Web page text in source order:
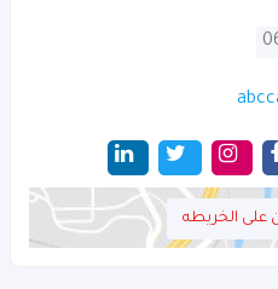
على الخريطه